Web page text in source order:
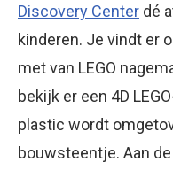
Discovery Center dé
kinderen. Je vindt er
met van LEGO
bekijk er een 4D
plastic wordt
bouwsteentje. Aan